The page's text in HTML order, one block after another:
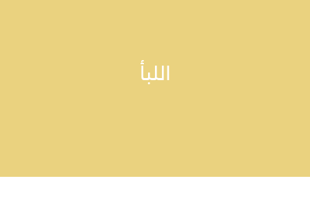
اللبأ